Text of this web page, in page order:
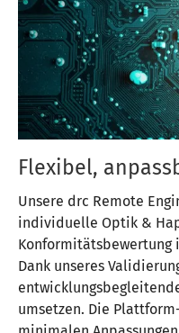
Flexibel,
Unsere drc Remote
individuelle Optik &
Konformitätsbewertung
Dank unseres
umsetzen. Die